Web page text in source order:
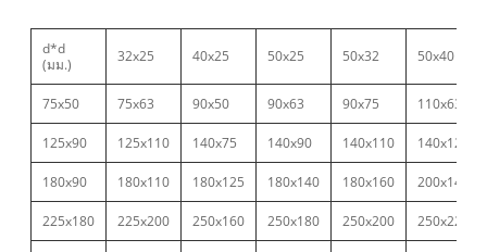
d*d
(มม.)
32x25 40x25 50x25 50x32 50x40
75x50 75x63 90x50 90x63 90x75 110x63
125x90 125x110 140x75 140x90 140x110 140x125
180x90 180x110 180x125 180x140 180x160 200x140
225x180 225x200 250x160 250x180 250x200 250x225